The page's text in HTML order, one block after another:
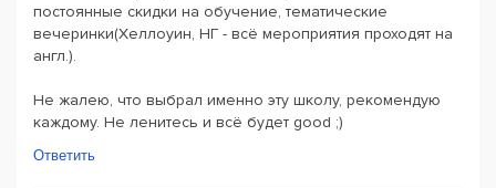
постоянные скидки на обучение, тематические
вечеринки(Хеллоуин, НГ - всё мероприятия проходят на
англ.).
Не жалею, что выбрал именно эту школу, рекомендую
каждому. Не ленитесь и всё будет good ;)
Ответить